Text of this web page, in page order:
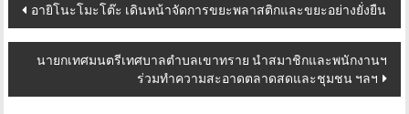
Post
navigation
อายิโนะโมะโต๊ะ เดินหน้าจัดการขยะพลาสติกและขยะอย่างยั่งยืน
นายกเทศมนตรีเทศบาลตำบลเขาทราย นำสมาชิกและพนักงานฯ
ร่วมทำความสะอาดตลาดสดและชุมชน ฯลฯ